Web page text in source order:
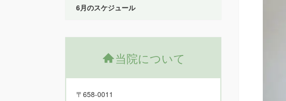
6月のスケジュール
当院について
〒658-0011